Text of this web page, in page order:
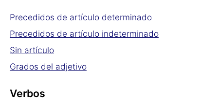
Precedidos de artículo determinado
Precedidos de artículo indeterminado
Sin artículo
Grados del adjetivo
Verbos